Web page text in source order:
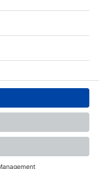
Impressum